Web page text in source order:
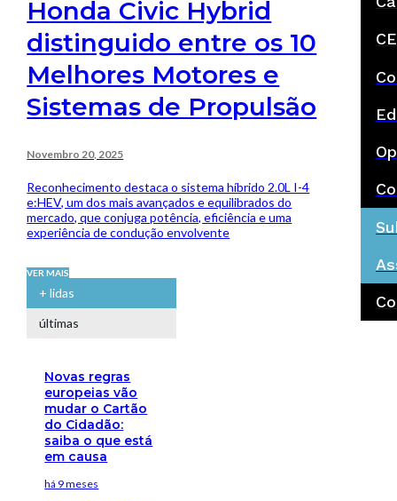
Honda Civic Hybrid
distinguido entre os 10
Melhores Motores e
Sistemas de Propulsão
Novembro 20, 2025
Reconhecimento destaca o sistema híbrido 2.0L I-4
e:HEV, um dos mais avançados e equilibrados do
mercado, que conjuga potência, eficiência e uma
experiência de condução envolvente
VER MAIS
+ lidas
últimas
Novas regras
europeias vão
mudar o Cartão
do Cidadão:
saiba o que está
em causa
há 9 meses